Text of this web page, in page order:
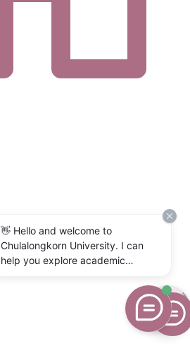
👋 Hello and welcome to
Chulalongkorn University. I can
help you explore academic